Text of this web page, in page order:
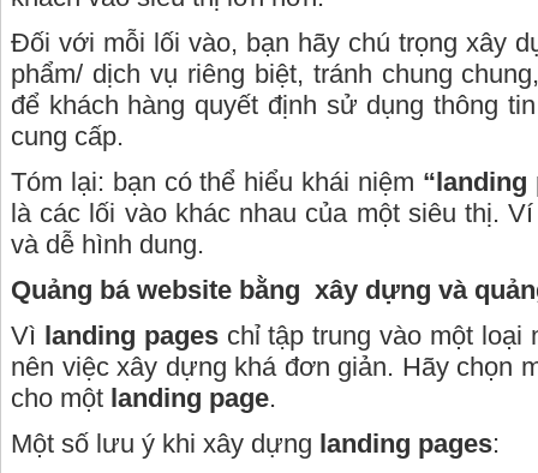
Đối với mỗi lối vào, bạn hãy chú trọng xây
phẩm/ dịch vụ riêng biệt, tránh chung
để khách hàng quyết định sử dụng thông
cung cấp.
Tóm lại: bạn có thể hiểu khái niệm “landing
là các lối vào khác nhau của một siêu thị.
và dễ hình dung.
Quảng bá website bằng xây dựng và
Vì landing pageschỉ tập trung vào một loại
nên việc xây dựng khá đơn giản. Hãy chọn
cho một landing page.
Một số lưu ý khi xây dựng landing pages: